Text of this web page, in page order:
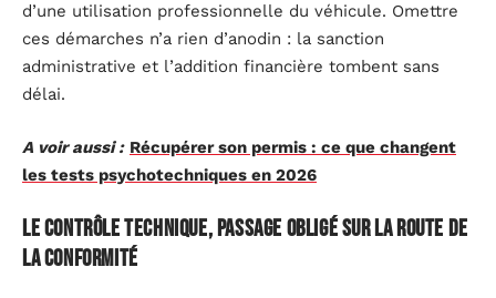
d’une utilisation professionnelle du véhicule. Omettre
ces démarches n’a rien d’anodin : la sanction
administrative et l’addition financière tombent sans
délai.
A voir aussi : Récupérer son permis : ce que changent
les tests psychotechniques en 2026
Le contrôle technique, passage obligé sur la route de
la conformité